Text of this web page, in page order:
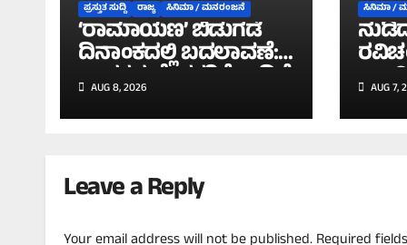
ಪ್ರಸ್ತುತ ಸುದ್ದಿ ರಾಜ್ಯ ಸಿನಿಮಾ / ಮನರಂಜನೆ
‘ರಾಮಾಯಣ’ ಬಿಡುಗಡೆ
ದಿನಾಂಕದಲ್ಲಿ ಬದಲಾವಣೆ:
ಭಾರತದ ಪ್ರೇಕ್ಷಕರಿಗೆ ಕಾದಿದೆ
ಭರ್ಜರಿ ದೀಪಾವಳಿ ಗಿಫ್ಟ್!
AUG 8, 2026
ಸಿನಿಮಾ /
AUG 7,
Leave a Reply